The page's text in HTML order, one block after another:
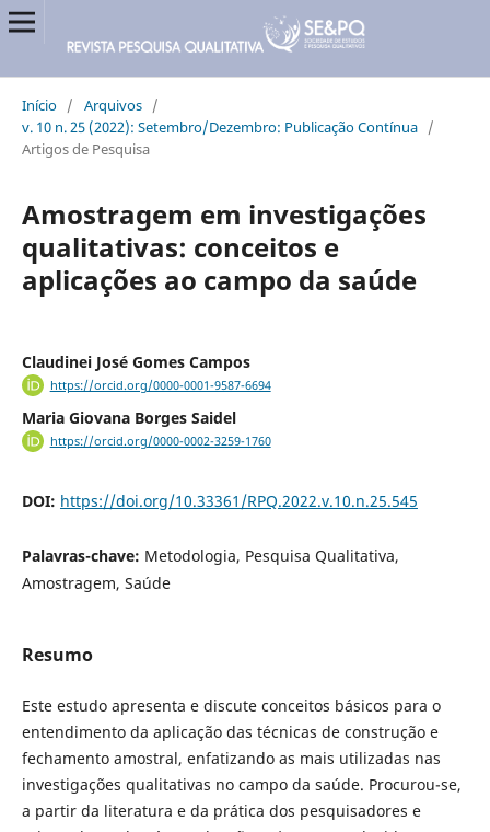
Início / Arquivos /
v. 10 n. 25 (2022): Setembro/Dezembro: Publicação Contínua /
Artigos de Pesquisa
Amostragem em investigações
qualitativas: conceitos e
aplicações ao campo da saúde
Claudinei José Gomes Campos
https://orcid.org/0000-0001-9587-6694
Maria Giovana Borges Saidel
https://orcid.org/0000-0002-3259-1760
DOI: https://doi.org/10.33361/RPQ.2022.v.10.n.25.545
Palavras-chave: Metodologia, Pesquisa Qualitativa,
Amostragem, Saúde
Resumo
Este estudo apresenta e discute conceitos básicos para o
entendimento da aplicação das técnicas de construção e
fechamento amostral, enfatizando as mais utilizadas nas
investigações qualitativas no campo da saúde. Procurou-se,
a partir da literatura e da prática dos pesquisadores e